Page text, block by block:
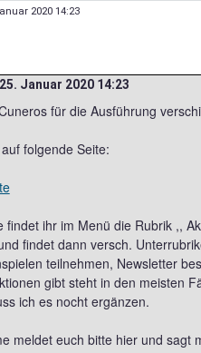
2020 14:23
25. Januar 2020 14:23
für die Ausführung
folgende Seite:
findet ihr im Menü die Rubrik ,,
findet dann versch.
teilnehmen, Newsletter
gibt steht in den meisten
ich es nocht ergänzen.
meldet euch bitte hier und sagt